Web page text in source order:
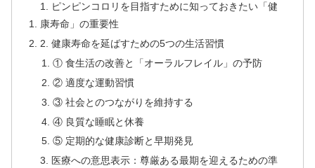
1. ピンピンコロリを目指すために知っておきたい「健
康寿命」の重要性
2. 健康寿命を延ばすための5つの生活習慣
① 食生活の改善と「オーラルフレイル」の予防
② 適度な運動習慣
③ 社会とのつながりを維持する
④ 良質な睡眠と休養
⑤ 定期的な健康診断と早期発見
3. 医療への意思表示：尊厳ある最期を迎えるための準